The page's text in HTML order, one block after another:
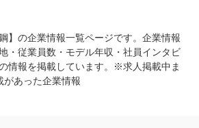
】の企業情報一覧ページです。企業情報
・従業員数・モデル年収・社員インタビ
情報を掲載しています。※求人掲載中ま
があった企業情報